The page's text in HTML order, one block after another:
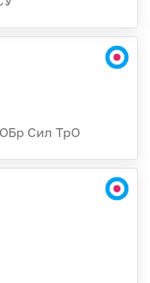
ОБр Сил ТрО